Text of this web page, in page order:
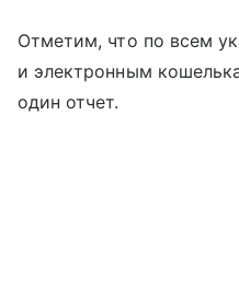
Отметим, что по всем
и электронным
один отчет.